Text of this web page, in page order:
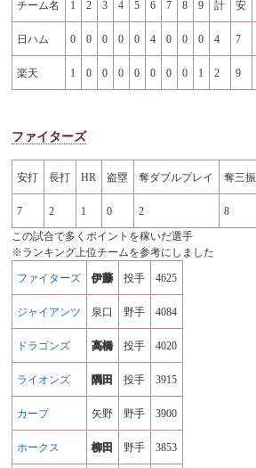
チーム名 1 2 3 4 5 6 7 8 9 計 安
日ハム 0 0 0 0 0 4 0 0 0 4 7
楽天 1 0 0 0 0 0 0 0 1 2 9
ファイターズ
安打 長打 HR 盗塁 奪ダブルプレイ 奪三振
7 2 1 0 2
8
この試合で多くポイントを稼いだ選手
※ランキング上位チームを参考にしました
ファイターズ 伊藤 投手 4625
ジャイアンツ 泉口 野手 4084
ドラゴンズ 高橋 投手 4020
ライオンズ 隅田 投手 3915
カープ 矢野 野手 3900
ホークス 柳田 野手 3853